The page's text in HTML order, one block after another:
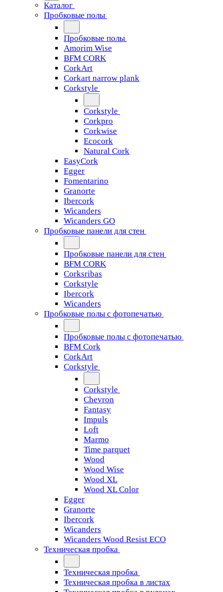
Каталог
Пробковые полы
Пробковые полы
Amorim Wise
BFM CORK
CorkArt
Corkart narrow plank
Corkstyle
Corkstyle
Corkpro
Corkwise
Ecocork
Natural Cork
EasyCork
Egger
Fomentarino
Granorte
Ibercork
Wicanders
Wicanders GO
Пробковые панели для стен
Пробковые панели для стен
BFM CORK
Corksribas
Corkstyle
Ibercork
Wicanders
Пробковые полы с фотопечатью
Пробковые полы с фотопечатью
BFM Cork
CorkArt
Corkstyle
Corkstyle
Chevron
Fantasy
Impuls
Loft
Marmo
Time parquet
Wood
Wood Wise
Wood XL
Wood XL Color
Egger
Granorte
Ibercork
Wicanders
Wicanders Wood Resist ECO
Техническая пробка
Техническая пробка
Техническая пробка в листах